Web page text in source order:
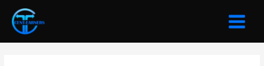
content
Main